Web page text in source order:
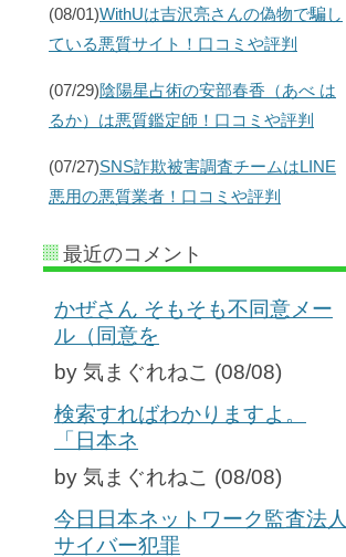
(08/01)WithUは吉沢亮さんの偽物で騙し
ている悪質サイト！口コミや評判
(07/29)陰陽星占術の安部春香（あべ は
るか）は悪質鑑定師！口コミや評判
(07/27)SNS詐欺被害調査チームはLINE
悪用の悪質業者！口コミや評判
最近のコメント
かぜさん そもそも不同意メー
ル（同意を
by 気まぐれねこ (08/08)
検索すればわかりますよ。
「日本ネ
by 気まぐれねこ (08/08)
今日日本ネットワーク監査法人
サイバー犯罪